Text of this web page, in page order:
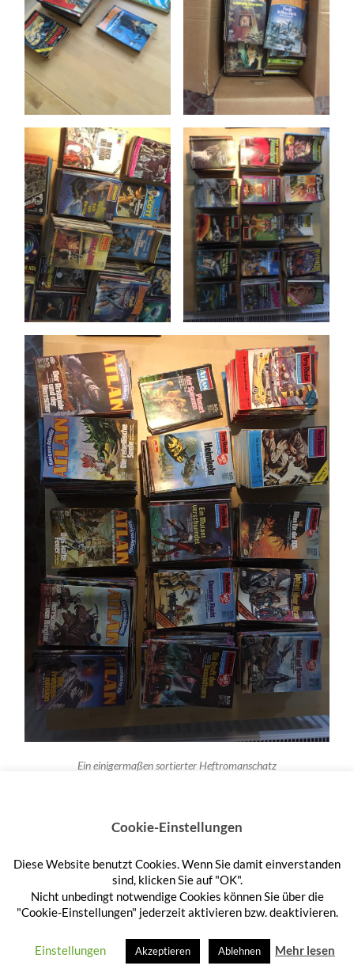
Ein einigermaßen sortierter Heftromanschatz
Datenbankprogramm der 1970er
Und was nun?
Cookie-Einstellungen
Diese Website benutzt Cookies. Wenn Sie damit einverstanden
sind, klicken Sie auf "OK".
Nicht unbedingt notwendige Cookies können Sie über die
"Cookie-Einstellungen" jederzeit aktivieren bzw. deaktivieren.
Einstellungen Akzeptieren Ablehnen Mehr lesen